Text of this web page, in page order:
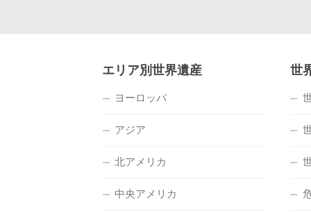
エリア別世界遺産
ヨーロッパ
アジア
北アメリカ
中央アメリカ
世